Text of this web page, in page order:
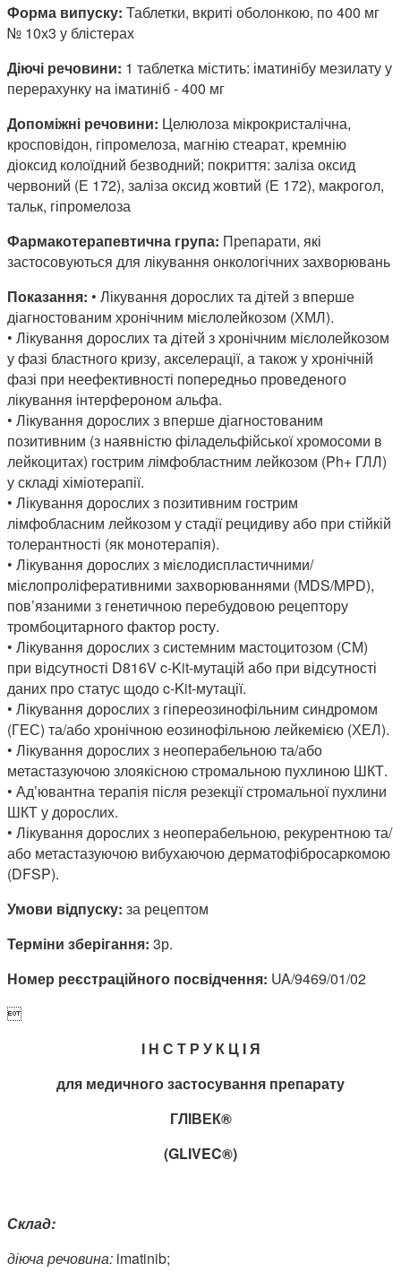
Форма випуску: Таблетки, вкриті оболонкою, по 400 мг
№ 10х3 у блістерах
Діючі речовини: 1 таблетка містить: іматинібу мезилату у
перерахунку на іматиніб - 400 мг
Допоміжні речовини: Целюлоза мікрокристалічна,
кросповідон, гіпромелоза, магнію стеарат, кремнію
діоксид колоїдний безводний; покриття: заліза оксид
червоний (Е 172), заліза оксид жовтий (Е 172), макрогол,
тальк, гіпромелоза
Фармакотерапевтична група: Препарати, які
застосовуються для лікування онкологічних захворювань
Показання: • Лікування дорослих та дітей з вперше
діагностованим хронічним мієлолейкозом (ХМЛ).
• Лікування дорослих та дітей з хронічним мієлолейкозом
у фазі бластного кризу, акселерації, а також у хронічній
фазі при неефективності попередньо проведеного
лікування інтерфероном альфа.
• Лікування дорослих з вперше діагностованим
позитивним (з наявністю філадельфійської хромосоми в
лейкоцитах) гострим лімфобластним лейкозом (Ph+ ГЛЛ)
у складі хіміотерапії.
• Лікування дорослих з позитивним гострим
лімфобласним лейкозом у стадії рецидиву або при стійкій
толерантності (як монотерапія).
• Лікування дорослих з мієлодиспластичними/
мієлопроліферативними захворюваннями (MDS/MPD),
пов’язаними з генетичною перебудовою рецептору
тромбоцитарного фактор росту.
• Лікування дорослих з системним мастоцитозом (СМ)
при відсутності D816V c-Kit-мутацій або при відсутності
даних про статус щодо c-Kit-мутації.
• Лікування дорослих з гіпереозинофільним синдромом
(ГЕС) та/або хронічною еозинофільною лейкемією (ХЕЛ).
• Лікування дорослих з неоперабельною та/або
метастазуючою злоякісною стромальною пухлиною ШКТ.
• Ад’ювантна терапія після резекції стромальної пухлини
ШКТ у дорослих.
• Лікування дорослих з неоперабельною, рекурентною та/
або метастазуючою вибухаючою дерматофібросаркомою
(DFSP).
Умови відпуску: за рецептом
Терміни зберігання: 3р.
Номер реєстраційного посвідчення: UA/9469/01/02

І Н С Т Р У К Ц I Я
для медичного застосування препарату
ГЛІВЕК®
(GLIVEC®)
Склад:
діюча речовина: imatinib;